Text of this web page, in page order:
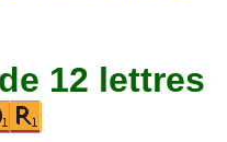
12 lettres